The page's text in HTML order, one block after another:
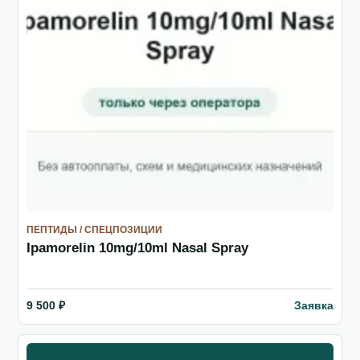
ПЕПТИДЫ / СПЕЦПОЗИЦИИ
Ipamorelin 10mg/10ml Nasal Spray
9 500 ₽ Заявка